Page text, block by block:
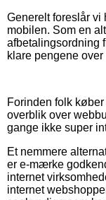
Generelt foreslår vi
mobilen. Som en
afbetalingsordning
klare pengene over
Forinden folk
overblik over
gange ikke super
Et nemmere
er e-mærke
internet
internet